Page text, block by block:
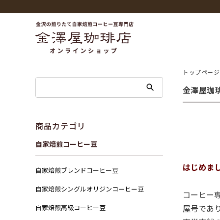
トップページ
金澤屋珈
はじめま
コーヒー
屋号であ
商品カテゴリ
自家焙煎コーヒー豆
自家焙煎ブレンドコーヒー豆
自家焙煎シングルオリジンコーヒー豆
自家焙煎高級コーヒー豆